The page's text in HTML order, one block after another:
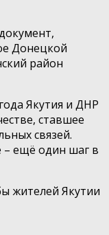
Донецкой
район
Якутия и ДНР
ставшее
связей.
– ещё один шаг в
жителей Якутии